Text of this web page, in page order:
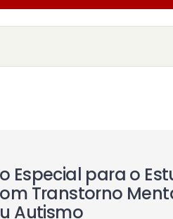
Especial para o
Transtorno
Autismo